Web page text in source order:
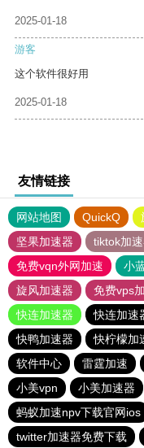
2025-01-18
游客
这个软件很好用
2025-01-18
友情链接
网站地图 QuickQ
坚果加速器
tiktok加
免费vqn外网加速
小
旋风加速器
免费vps
快连加速器
快连加速
快鸭加速器
快柠檬加
软件中心
雷霆加速
小美vpn
小美加速器
蚂蚁加速npv下载官网ios
twitter加速器免费下载